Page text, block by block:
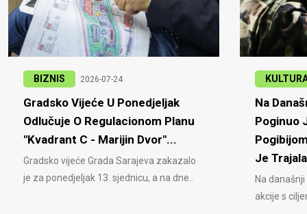
BIZNIS 2026-07-24
Gradsko Vijeće U Ponedjeljak
Odlučuje O Regulacionom Planu
"Kvadrant C - Marijin Dvor"...
Gradsko vijeće Grada Sarajeva zakazalo
je za ponedjeljak 13. sjednicu, a na dne..
Na
Poginuo
Je
Na
akcije s